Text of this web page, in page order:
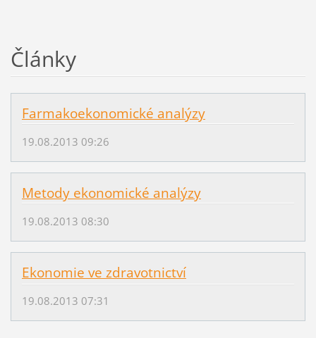
Články
Farmakoekonomické analýzy
19.08.2013 09:26
Metody ekonomické analýzy
19.08.2013 08:30
Ekonomie ve zdravotnictví
19.08.2013 07:31